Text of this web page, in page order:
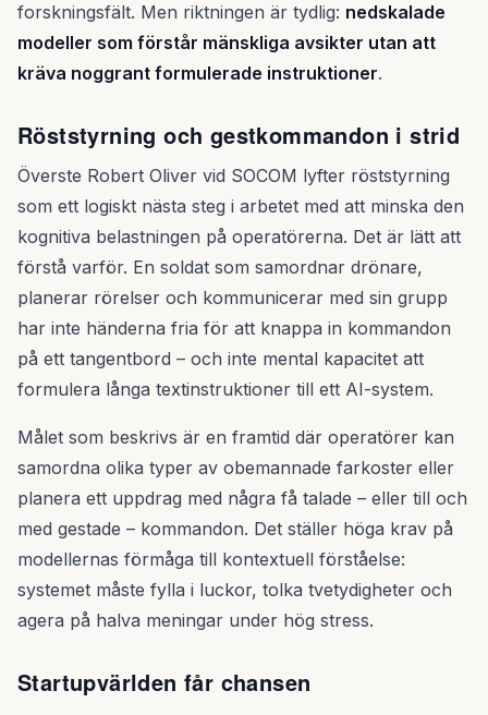
forskningsfält. Men riktningen är tydlig: nedskalade
modeller som förstår mänskliga avsikter utan att
kräva noggrant formulerade instruktioner.
Röststyrning och gestkommandon i strid
Överste Robert Oliver vid SOCOM lyfter röststyrning
som ett logiskt nästa steg i arbetet med att minska den
kognitiva belastningen på operatörerna. Det är lätt att
förstå varför. En soldat som samordnar drönare,
planerar rörelser och kommunicerar med sin grupp
har inte händerna fria för att knappa in kommandon
på ett tangentbord – och inte mental kapacitet att
formulera långa textinstruktioner till ett AI-system.
Målet som beskrivs är en framtid där operatörer kan
samordna olika typer av obemannade farkoster eller
planera ett uppdrag med några få talade – eller till och
med gestade – kommandon. Det ställer höga krav på
modellernas förmåga till kontextuell förståelse:
systemet måste fylla i luckor, tolka tvetydigheter och
agera på halva meningar under hög stress.
Startupvärlden får chansen